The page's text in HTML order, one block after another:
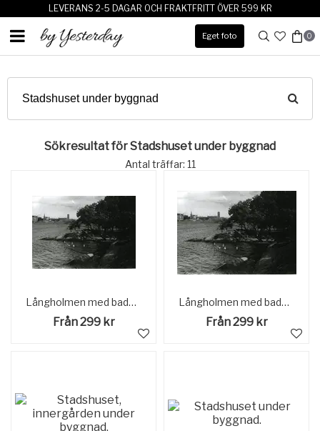
LEVERANS 2-5 DAGAR OCH FRAKTFRITT ÖVER 599 KR
Eget foto 0
Sökresultat för Stadshuset under byggnad
Antal träffar: 11
Långholmen med badviken. I bakgrunden Norra Mälarstrand med Stadshuset.
Från 299 kr
Långholmen med badviken. I bakgrunden Norra Mälarstrand med Stadshuset.
Från 299 kr